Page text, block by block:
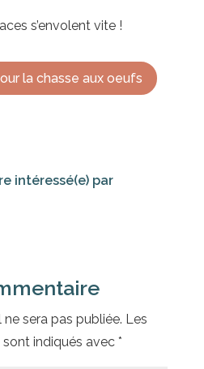
s’envolent vite !
la chasse aux oeufs
intéressé(e) par
sera pas publiée. Les
indiqués avec *